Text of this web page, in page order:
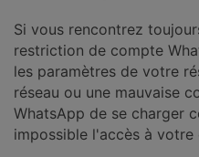
Si vous rencontrez
restriction de compte
les paramètres de votre
réseau ou une mauvaise
WhatsApp de se charger
impossible l'accès à votre